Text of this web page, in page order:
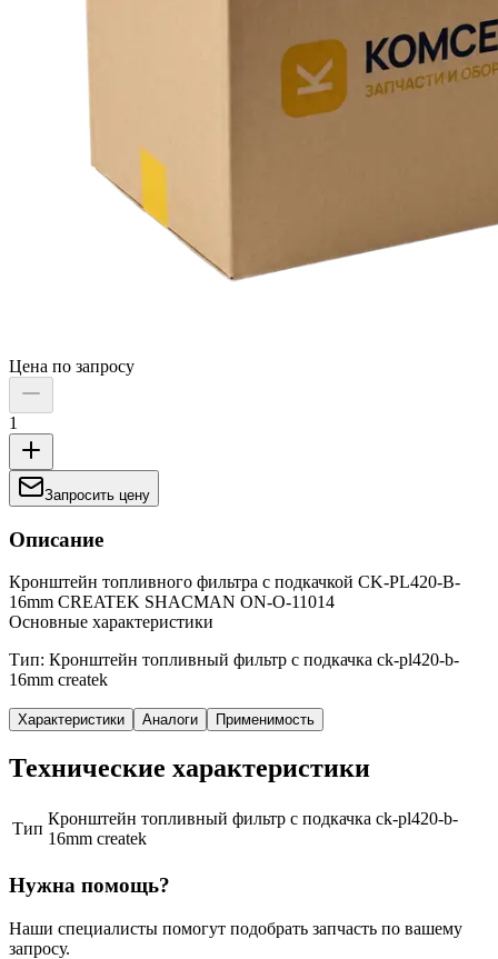
Цена по запросу
1
Запросить цену
Описание
Кронштейн топливного фильтра с подкачкой CK-PL420-B-
16mm CREATEK SHACMAN ON-O-11014
Основные характеристики
Тип: Кронштейн топливный фильтр с подкачка ck-pl420-b-
16mm createk
Характеристики Аналоги Применимость
Технические характеристики
Тип
Кронштейн топливный фильтр с подкачка ck-pl420-b-
16mm createk
Нужна помощь?
Наши специалисты помогут подобрать запчасть по вашему
запросу.